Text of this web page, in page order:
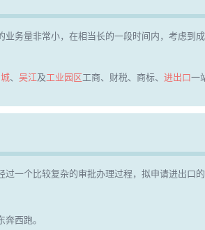
业务量非常小，在相当长的一段时间内，考虑到
、 吴江及工业园区工商、财税、商标、 进出口一
一个比较复杂的审批办理过程，拟申请进出
西跑。